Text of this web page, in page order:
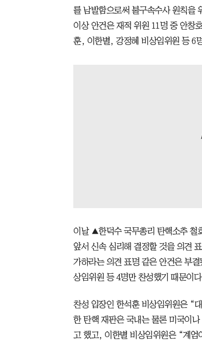
를 남발함으로써 불구속수사 원칙을
이상 안건은 재적 위원 11명 중 안창
훈, 이한별, 강정혜 비상임위원 등 6
이날 ▲한덕수 국무총리 탄핵소추 철
앞서 신속 심리해 결정할 것을 의견
가하라는 의견 표명 같은 안건은 부
상임위원 등 4명만 찬성했기 때문이다.
찬성 입장인 한석훈 비상임위원은 “
한 탄핵 재판은 국내는 물론 미국이
고 했고, 이한별 비상임위원은 “계엄